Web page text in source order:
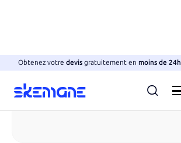
Obtenez votre devisgratuitement enmoins de 24h